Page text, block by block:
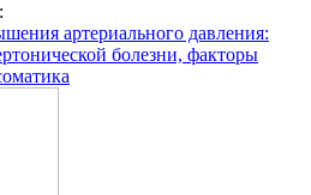
артериального давления:
болезни, факторы